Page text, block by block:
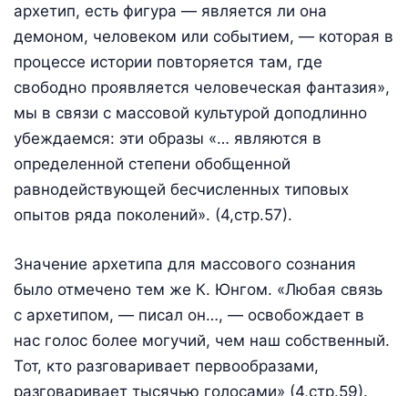
архетип, есть фигура — является ли она
демоном, человеком или событием, — которая в
процессе истории повторяется там, где
свободно проявляется человеческая фантазия»,
мы в связи с массовой культурой доподлинно
убеждаемся: эти образы «… являются в
определенной степени обобщенной
равнодействующей бесчисленных типовых
опытов ряда поколений». (4,стр.57).
Значение архетипа для массового сознания
было отмечено тем же К. Юнгом. «Любая связь
с архетипом, — писал он…, — освобождает в
нас голос более могучий, чем наш собственный.
Тот, кто разговаривает первообразами,
разговаривает тысячью голосами» (4,стр.59).